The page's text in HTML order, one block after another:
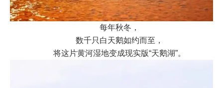
每年秋冬，
数千只白天鹅如约而至，
将这片黄河湿地变成现实版“天鹅湖”。